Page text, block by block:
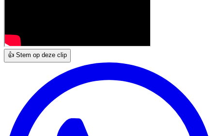
👍 Stem op deze clip